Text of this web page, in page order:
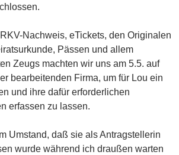
Nachweis, eTickets, den Originalen
Pässen und allem
Zeugs machten wir uns am 5.5. auf
bearbeitenden Firma, um für Lou ein
und ihre dafür erforderlichen
erfassen zu lassen.
Umstand, daß sie als Antragstellerin
wurde während ich draußen warten